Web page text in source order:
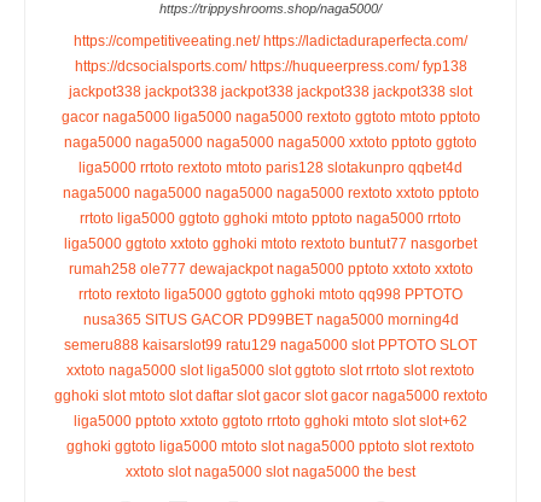
https://trippyshrooms.shop/naga5000/
https://competitiveeating.net/ https://ladictaduraperfecta.com/
https://dcsocialsports.com/ https://huqueerpress.com/ fyp138
jackpot338 jackpot338 jackpot338 jackpot338 jackpot338 slot
gacor naga5000 liga5000 naga5000 rextoto ggtoto mtoto pptoto
naga5000 naga5000 naga5000 naga5000 xxtoto pptoto ggtoto
liga5000 rrtoto rextoto mtoto paris128 slotakunpro qqbet4d
naga5000 naga5000 naga5000 naga5000 rextoto xxtoto pptoto
rrtoto liga5000 ggtoto gghoki mtoto pptoto naga5000 rrtoto
liga5000 ggtoto xxtoto gghoki mtoto rextoto buntut77 nasgorbet
rumah258 ole777 dewajackpot naga5000 pptoto xxtoto xxtoto
rrtoto rextoto liga5000 ggtoto gghoki mtoto qq998 PPTOTO
nusa365 SITUS GACOR PD99BET naga5000 morning4d
semeru888 kaisarslot99 ratu129 naga5000 slot PPTOTO SLOT
xxtoto naga5000 slot liga5000 slot ggtoto slot rrtoto slot rextoto
gghoki slot mtoto slot daftar slot gacor slot gacor naga5000 rextoto
liga5000 pptoto xxtoto ggtoto rrtoto gghoki mtoto slot slot+62
gghoki ggtoto liga5000 mtoto slot naga5000 pptoto slot rextoto
xxtoto slot naga5000 slot naga5000 the best